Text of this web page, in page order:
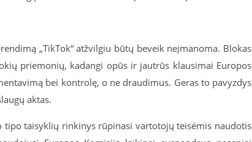
„TikTok“ atžvilgiu būtų beveik neįmanoma. Blokas
priemonių, kadangi opūs ir jautrūs klausimai Europos
bei kontrolę, o ne draudimus. Geras to pavyzdys
aktas.
taisyklių rinkinys rūpinasi vartotojų teisėmis naudotis